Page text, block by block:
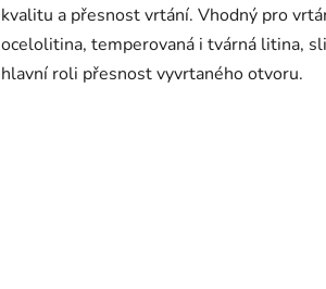
kvalitu a přesnost vrtání. Vhodný pro
ocelolitina, temperovaná i tvárná litina,
hlavní roli přesnost vyvrtaného otvoru.